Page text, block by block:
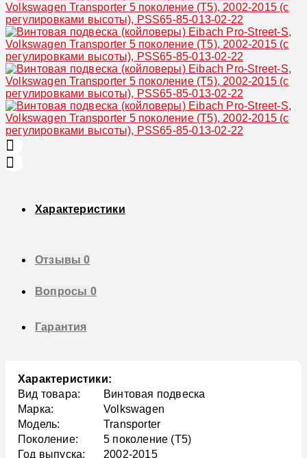
Характеристики
Отзывы0
Вопросы 0
Гарантия
Характеристики:
Вид товара:
Винтовая подвеска
Марка:
Volkswagen
Модель:
Transporter
Поколение:
5 поколение (T5)
Год выпуска:
2002-2015